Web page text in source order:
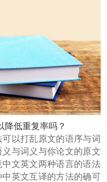
降低重复率吗？
以打乱原文的语序与词
与词义与你论文的原文
文英文两种语言的语法
英文互译的方法的确可